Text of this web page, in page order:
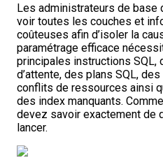
Les administrateurs de base
voir toutes les couches et
coûteuses afin d’isoler la
paramétrage efficace
principales instructions SQL,
d’attente, des plans SQL,
conflits de ressources ainsi
des index manquants.
devez savoir exactement de
lancer.